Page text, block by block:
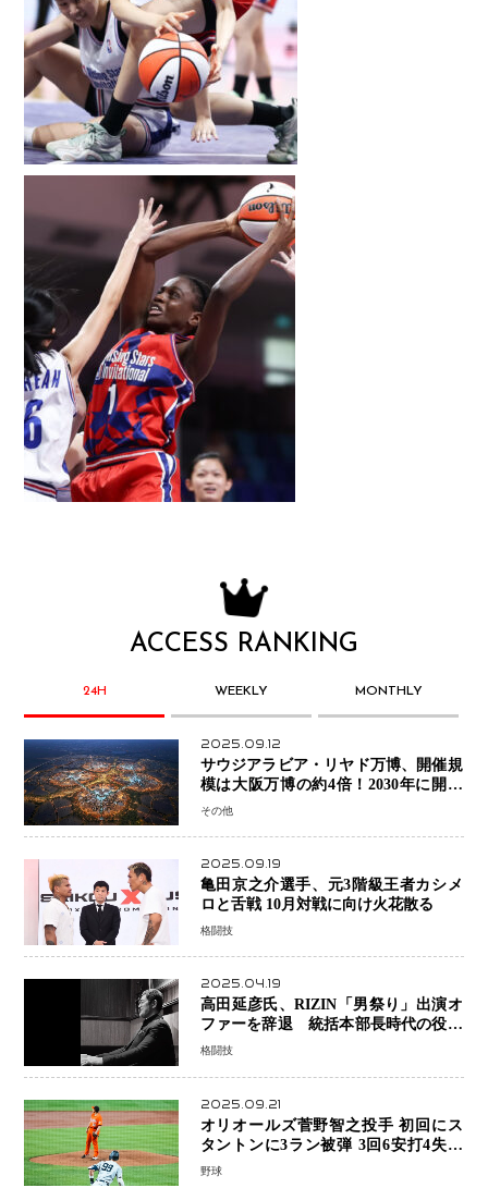
ACCESS RANKING
24H WEEKLY MONTHLY
2025.09.12
サウジアラビア・リヤド万博、開催規
模は大阪万博の約4倍！2030年に開幕
予定
その他
2025.09.19
亀田京之介選手、元3階級王者カシメ
格闘技
2025.04.19
高田延彦氏、RIZIN「男祭り」出演オ
ファーを辞退 統括本部長時代の役目
「すでに終えています」と明言
格闘技
2025.09.21
オリオールズ菅野智之投手 初回にス
タントンに3ラン被弾 3回6安打4失点
で降板
野球